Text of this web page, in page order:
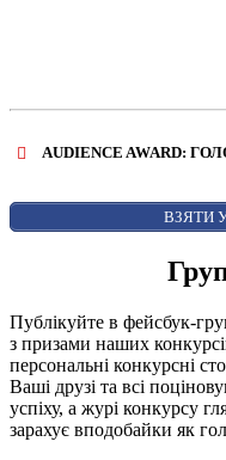
AUDIENCE AWARD:
ВЗЯТИ
Публікуйте в фейсбук-
з призами наших
персональні конкурсні
Ваші друзі та всі
успіху, а журі конкурсу
зарахує вподобайки як